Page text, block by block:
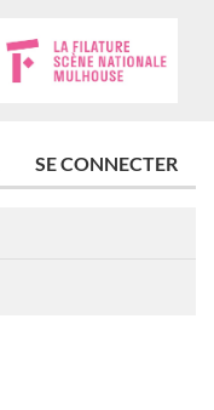
SE CONNECTER